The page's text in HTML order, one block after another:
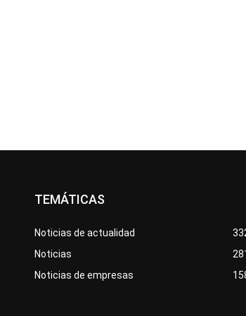
TEMÁTICAS
Noticias de actualidad
Noticias
Noticias de empresas